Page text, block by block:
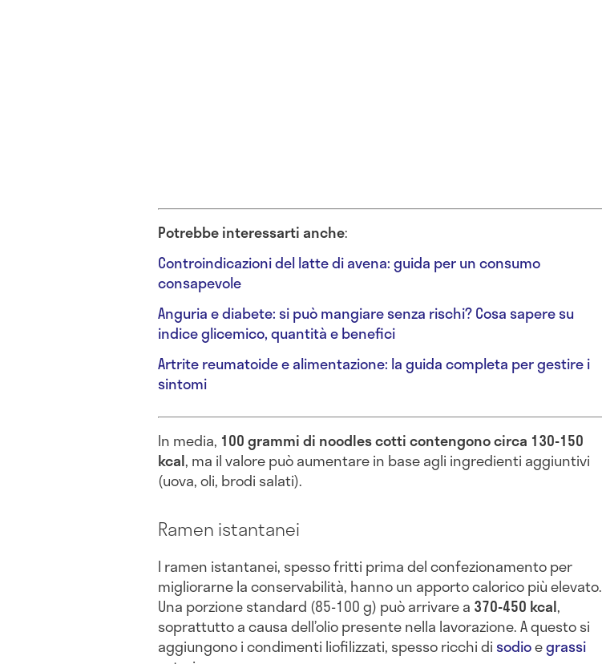
Potrebbe interessarti anche:
Controindicazioni del latte di avena: guida per un consumo
consapevole
Anguria e diabete: si può mangiare senza rischi? Cosa sapere su
indice glicemico, quantità e benefici
Artrite reumatoide e alimentazione: la guida completa per gestire i
sintomi
In media, 100 grammi di noodles cotti contengono circa 130-150
kcal, ma il valore può aumentare in base agli ingredienti aggiuntivi
(uova, oli, brodi salati).
Ramen istantanei
I ramen istantanei, spesso fritti prima del confezionamento per
migliorarne la conservabilità, hanno un apporto calorico più elevato.
Una porzione standard (85-100 g) può arrivare a 370-450 kcal,
soprattutto a causa dell’olio presente nella lavorazione. A questo si
aggiungono i condimenti liofilizzati, spesso ricchi di sodioegrassi